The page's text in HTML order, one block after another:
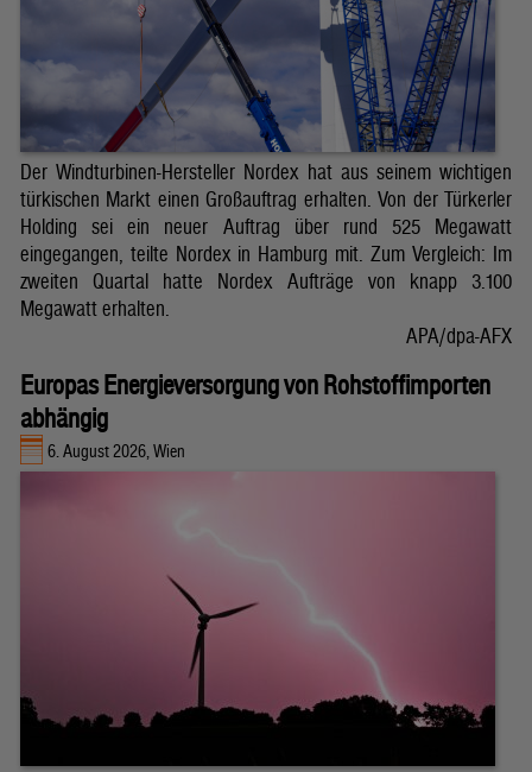
Der Windturbinen-Hersteller Nordex hat aus seinem wichtigen
türkischen Markt einen Großauftrag erhalten. Von der Türkerler
Holding sei ein neuer Auftrag über rund 525 Megawatt
eingegangen, teilte Nordex in Hamburg mit. Zum Vergleich: Im
zweiten Quartal hatte Nordex Aufträge von knapp 3.100
Megawatt erhalten.
APA/dpa-AFX
Europas Energieversorgung von Rohstoffimporten
abhängig
6. August 2026, Wien